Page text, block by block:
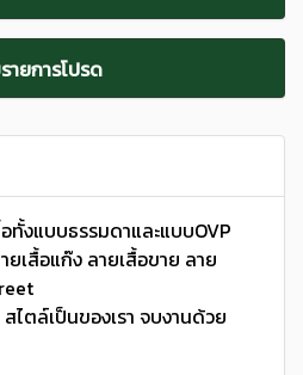
ายการโปรด
งแบบธรรมดาและแบบOVP
ยเสื้อแก๊ง ลายเสื้อขาย ลาย
ไตล์เป็นของเรา จบงานด้วย